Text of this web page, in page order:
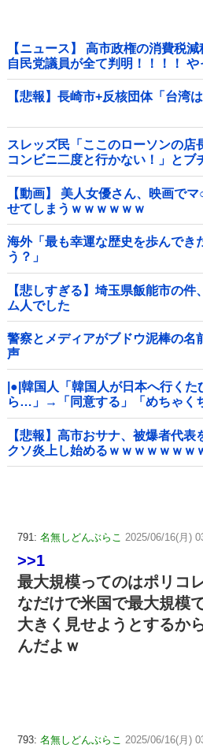
【ニュース】 高市政権の消費税
自民党議員が全て判明！！！！
ｗｗ
【悲報】長崎市+反核団体「台湾
スレッズ民「ここのローソンの店
コンビニ二度と行かない！」と
も「ヤバイのはお前だよ」とツッ
他
【動画】 美人女優さん、映画で
せてしまうｗｗｗｗｗｗ
海外「最も幸運な歴史を歩んでき
う？」
【悲しすぎる】埼玉県飯能市の
ム人でした
警察とメディアがブドウ泥棒の名
声
|●|韓国人「韓国人が日本へ行くた
ら…」→「同意する」「めちゃく
＝韓国の反応
【悲報】高市おサナ、被爆者代
クソ炎上し始めるｗｗｗｗｗｗｗ
791: 名無しどんぶらこ 2025/06/16(月)
>>1
最大規模ってのはポリコ
なだけで米国で最大規模
大きく見せようとするか
んだよｗ
793: 名無しどんぶらこ 2025/06/16(月)